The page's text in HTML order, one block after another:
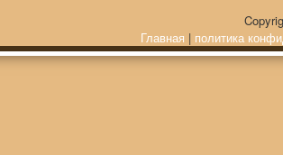
Главная | политика